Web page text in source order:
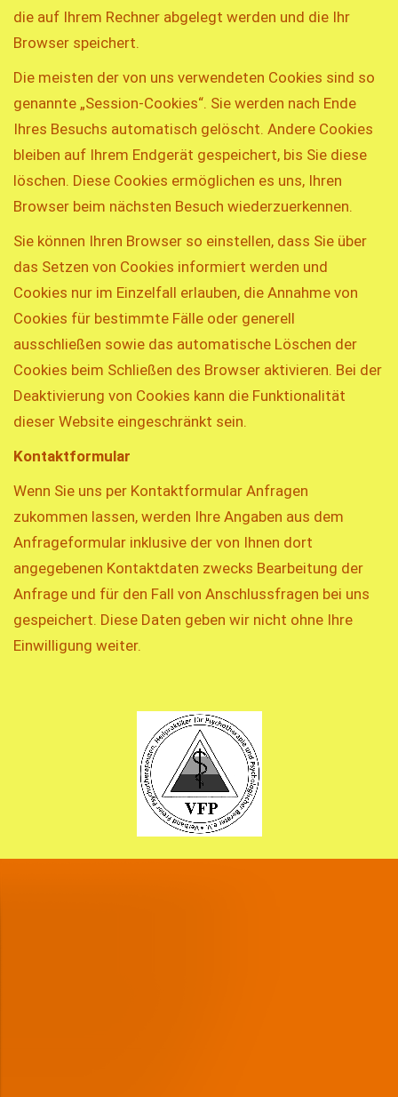
die auf Ihrem Rechner abgelegt werden und die Ihr
Browser speichert.
Die meisten der von uns verwendeten Cookies sind so
genannte „Session-Cookies“. Sie werden nach Ende
Ihres Besuchs automatisch gelöscht. Andere Cookies
bleiben auf Ihrem Endgerät gespeichert, bis Sie diese
löschen. Diese Cookies ermöglichen es uns, Ihren
Browser beim nächsten Besuch wiederzuerkennen.
Sie können Ihren Browser so einstellen, dass Sie über
das Setzen von Cookies informiert werden und
Cookies nur im Einzelfall erlauben, die Annahme von
Cookies für bestimmte Fälle oder generell
ausschließen sowie das automatische Löschen der
Cookies beim Schließen des Browser aktivieren. Bei der
Deaktivierung von Cookies kann die Funktionalität
dieser Website eingeschränkt sein.
Kontaktformular
Wenn Sie uns per Kontaktformular Anfragen
zukommen lassen, werden Ihre Angaben aus dem
Anfrageformular inklusive der von Ihnen dort
angegebenen Kontaktdaten zwecks Bearbeitung der
Anfrage und für den Fall von Anschlussfragen bei uns
gespeichert. Diese Daten geben wir nicht ohne Ihre
Einwilligung weiter.